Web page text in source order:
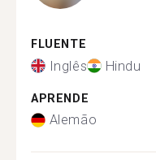
FLUENTE
Inglês Hindu
APRENDE
Alemão